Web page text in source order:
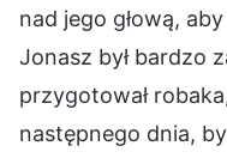
nad jego głową,
Jonasz był bardzo
przygotował
następnego dnia,